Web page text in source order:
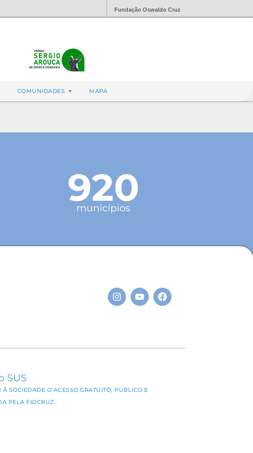
Fundação Oswaldo Cruz
COMUNIDADES MAPA
920
municípios
SUS
SOCIEDADE O ACESSO GRATUITO, PÚBLICO E
PELA FIOCRUZ.